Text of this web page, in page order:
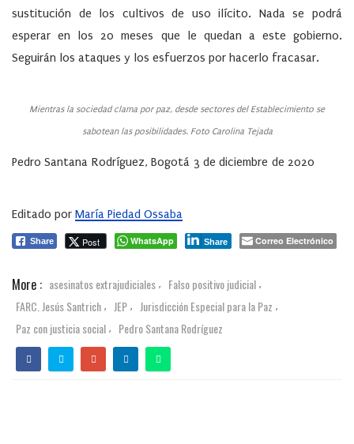
sustitución de los cultivos de uso ilícito. Nada se podrá
esperar en los 20 meses que le quedan a este gobierno.
Seguirán los ataques y los esfuerzos por hacerlo fracasar.
Mientras la sociedad clama por paz, desde sectores del Establecimiento se
sabotean las posibilidades. Foto Carolina Tejada
Pedro Santana Rodríguez, Bogotá 3 de diciembre de 2020
Editado por María Piedad Ossaba
Share Post WhatsApp Share Correo Electrónico
More : asesinatos extrajudiciales , Falso positivo judicial ,
FARC. Jesús Santrich , JEP , Jurisdicción Especial para la Paz ,
Paz con justicia social , Pedro Santana Rodríguez